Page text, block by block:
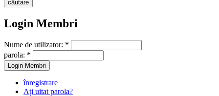
Login Membri
Nume de utilizator: *
parola: *
înregistrare
Ați uitat parola?